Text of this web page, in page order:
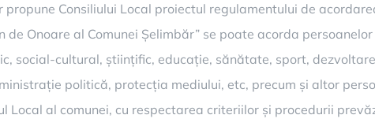
Consiliului Local proiectul regulamentului de
de Onoare al Comunei Șelimbăr” se poate acorda
social-cultural, științific, educație, sănătate, sport,
politică, protecția mediului, etc, precum și altor
Local al comunei, cu respectarea criteriilor și procedurii